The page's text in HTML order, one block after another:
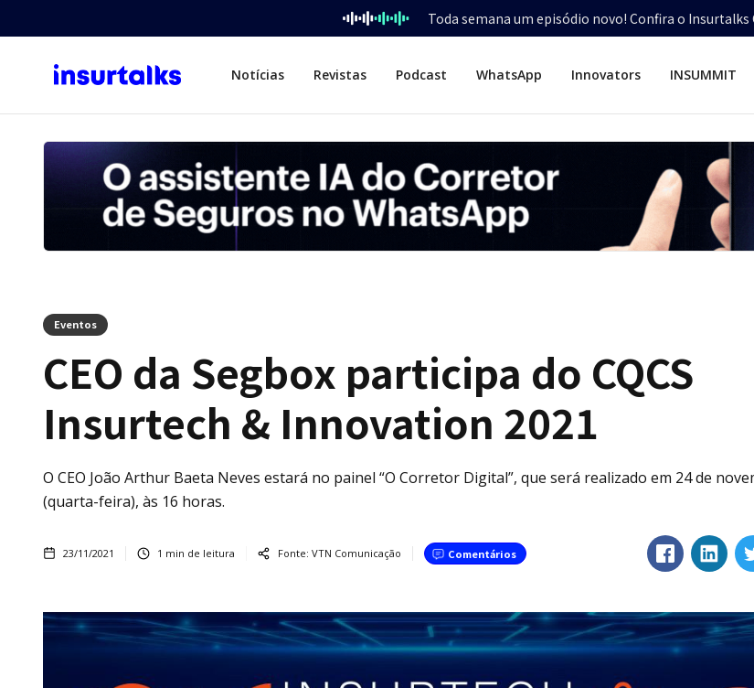
Toda semana um episódio novo! Confira o Insurtalks
Notícias Revistas Podcast WhatsApp Innovators INSUMMIT
Eventos
CEO da Segbox participa do CQCS
Insurtech & Innovation 2021
O CEO João Arthur Baeta Neves estará no painel “O Corretor Digital”, que será realizado em 24 de
(quarta-feira), às 16 horas.
23/11/2021 1 min de leitura Fonte: VTN Comunicação Comentários